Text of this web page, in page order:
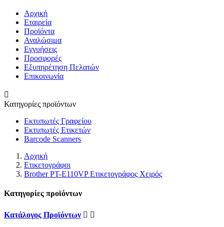
Αρχική
Εταιρεία
Προϊόντα
Αναλώσιμα
Εγγυήσεις
Προσφορές
Εξυπηρέτηση Πελατών
Επικοινωνία

Κατηγορίες προϊόντων
Εκτυπωτές Γραφείου
Εκτυπωτές Ετικετών
Barcode Scanners
Αρχική
Ετικετογράφοι
Brother PT-E110VP Ετικετογράφος Χειρός
Κατηγορίες προϊόντων
Κατάλογος Προϊόντων  